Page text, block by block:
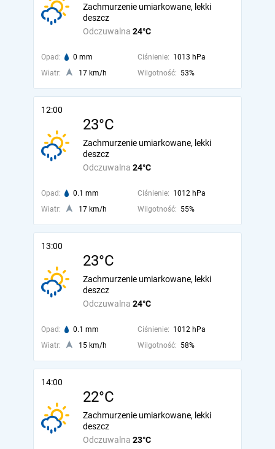
Odczuwalna 24°C
Zachmurzenie umiarkowane, lekki
deszcz
Opad: 0 mm Ciśnienie: 1013 hPa
Wiatr:
17 km/h Wilgotność: 53%
12:00
23°C
Odczuwalna 24°C
Zachmurzenie umiarkowane, lekki
deszcz
Opad: 0.1 mm Ciśnienie: 1012 hPa
Wiatr:
17 km/h Wilgotność: 55%
13:00
23°C
Odczuwalna 24°C
Zachmurzenie umiarkowane, lekki
deszcz
Opad: 0.1 mm Ciśnienie: 1012 hPa
Wiatr:
15 km/h Wilgotność: 58%
14:00
22°C
Odczuwalna 23°C
Zachmurzenie umiarkowane, lekki
deszcz